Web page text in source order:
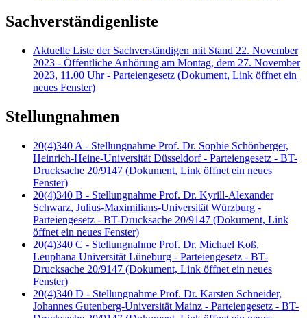
Sachverständigenliste
Aktuelle Liste der Sachverständigen mit Stand 22. November
2023 - Öffentliche Anhörung am Montag, dem 27. November
2023, 11.00 Uhr - Parteiengesetz (Dokument, Link öffnet ein
neues Fenster)
Stellungnahmen
20(4)340 A - Stellungnahme Prof. Dr. Sophie Schönberger,
Heinrich-Heine-Universität Düsseldorf - Parteiengesetz - BT-
Drucksache 20/9147 (Dokument, Link öffnet ein neues
Fenster)
20(4)340 B - Stellungnahme Prof. Dr. Kyrill-Alexander
Schwarz, Julius-Maximilians-Universität Würzburg -
Parteiengesetz - BT-Drucksache 20/9147 (Dokument, Link
öffnet ein neues Fenster)
20(4)340 C - Stellungnahme Prof. Dr. Michael Koß,
Leuphana Universität Lüneburg - Parteiengesetz - BT-
Drucksache 20/9147 (Dokument, Link öffnet ein neues
Fenster)
20(4)340 D - Stellungnahme Prof. Dr. Karsten Schneider,
Johannes Gutenberg-Universität Mainz - Parteiengesetz - BT-